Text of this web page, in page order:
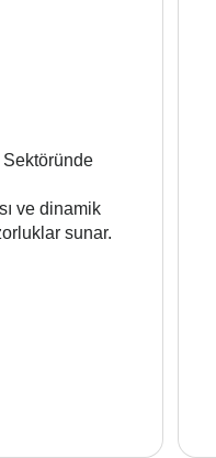
Sektöründe
ve dinamik
sunar.